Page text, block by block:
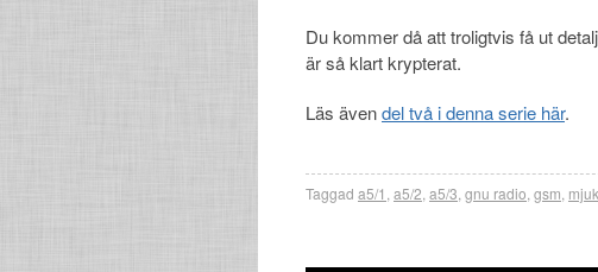
Du kommer då att troligtvis få ut
är så klart krypterat.
Läs ävendel två i denna serie här.
Taggad a5/1 a5/2 a5/3 gnu radio gsm